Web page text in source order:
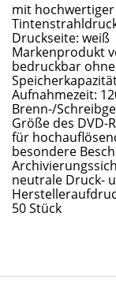
mit
Druckseite: weiß
Markenprodukt
bedruckbar
Aufnahmezeit:
Brenn-/
Größe des DVD-
für
besondere
neutrale Druck-
50 Stück